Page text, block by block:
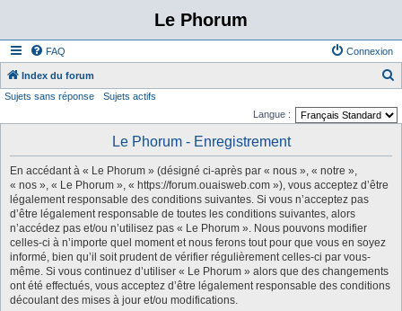
Le Phorum
FAQ Connexion
Index du forum
Sujets sans réponse
Sujets actifs
Langue :
Le Phorum - Enregistrement
En accédant à « Le Phorum » (désigné ci-après par « nous », « notre »,
« nos », « Le Phorum », « https://forum.ouaisweb.com »), vous acceptez d’être
légalement responsable des conditions suivantes. Si vous n’acceptez pas
d’être légalement responsable de toutes les conditions suivantes, alors
n’accédez pas et/ou n’utilisez pas « Le Phorum ». Nous pouvons modifier
celles-ci à n’importe quel moment et nous ferons tout pour que vous en soyez
informé, bien qu’il soit prudent de vérifier régulièrement celles-ci par vous-
même. Si vous continuez d’utiliser « Le Phorum » alors que des changements
ont été effectués, vous acceptez d’être légalement responsable des conditions
découlant des mises à jour et/ou modifications.